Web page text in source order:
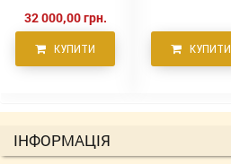
32 000,00 грн.
КУПИТИ КУПИТИ
ІНФОРМАЦІЯ